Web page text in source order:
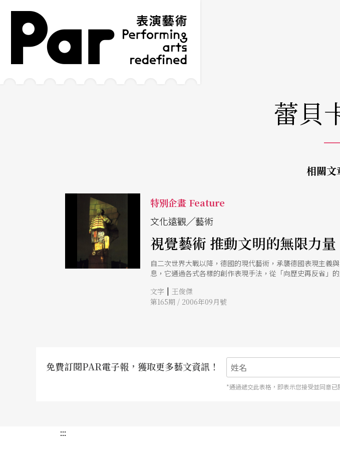
跳到主要內容區塊
網站導覽
蕾貝
相關文
特別企畫 Feature
文化遠觀╱藝術
視覺藝術 推動文明的無限力量
自二次世界大戰以降，德國的現代藝術，承襲德國表現主義
息，它通過各式各樣的創作表現手法，從「向歷史再反省」
文字 | 王俊傑
第165期 / 2006年09月號
免費訂閱PAR電子報，獲取更多藝文資訊！
*通過遞交此表格，即表示您接受並同意
:::